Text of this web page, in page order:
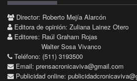
Director: Roberto Mejía Alarcón
Editora de opinión: Zuliana Lainez Otero
Editores: Raúl Graham Rojas
Walter Sosa Vivanco
Teléfono: (511) 3193500
Email: prensacronicaviva@gmail.com
Publicidad online: